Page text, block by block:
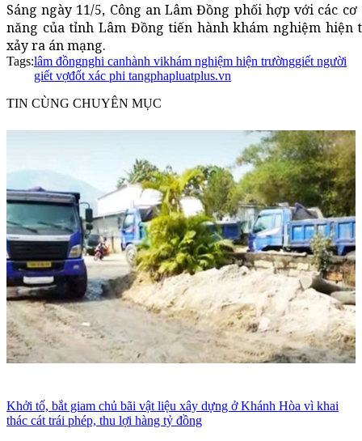
Sáng ngày 11/5, Công an Lâm Đồng phối hợp với các
năng của tỉnh Lâm Đồng tiến hành khám nghiệm hiện
xảy ra án mạng.
Tags:lâm đồngnghi canhành vikhám nghiệm hiện trườnggiết người
giết vợđốt xác phi tangphapluatplus.vn
TIN CÙNG CHUYÊN MỤC
Khởi tố, bắt giam chủ bãi vật liệu xây dựng ở Khánh Hòa vì khai
thác cát trái phép, thu lợi hàng tỷ đồng